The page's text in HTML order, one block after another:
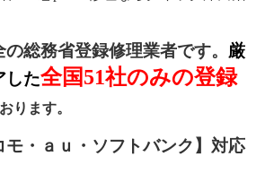
総務省登録修理業者です。 厳
した全国51社のみの登録
ります。
モ・ａｕ・ソフトバンク】対応